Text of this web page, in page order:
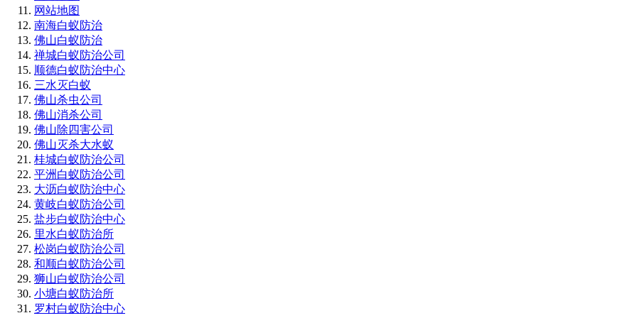
网站地图
南海白蚁防治
佛山白蚁防治
禅城白蚁防治公司
顺德白蚁防治中心
三水灭白蚁
佛山杀虫公司
佛山消杀公司
佛山除四害公司
佛山灭杀大水蚁
桂城白蚁防治公司
平洲白蚁防治公司
大沥白蚁防治中心
黄岐白蚁防治公司
盐步白蚁防治中心
里水白蚁防治所
松岗白蚁防治公司
和顺白蚁防治公司
狮山白蚁防治公司
小塘白蚁防治所
罗村白蚁防治中心